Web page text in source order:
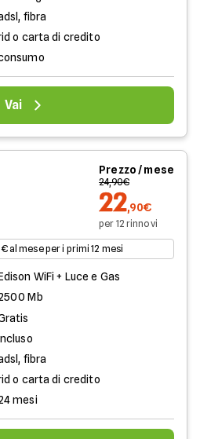
fibra
o carta di credito
Vai
Prezzo / mese
24,90€
22,90€
per 12 rinnovi
al mese per i primi 12 mesi
WiFi + Luce e Gas
Mb
fibra
o carta di credito
mesi